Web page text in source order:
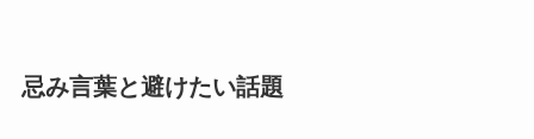
忌み言葉と避けたい話題